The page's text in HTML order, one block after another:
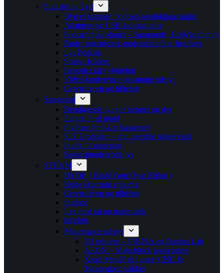
Podcast og Lyd
Byg et komplet podcast-produktionsstudie
Adaptere og USB ladestationer
Podcast mikrofoner – Saramonic, Hollyland m.m
Røde: mikrofoner, podcast studios, headsets
Lys Podcast
Stativ/Holdere
Reporter kit / vlogging
Video-konference-streaming udstyr
Greenscreen og tilbehør
Sanserum
Beroligende tyngde tæpper og dyr
Fidget, Feel good
Flytbare Pop-Up Sanserum
KITT robotten – din lærende følgesvend
Puder til sanserum
Sansestimulerende lys
STEAM
BYOR ( Build Your Own Robot )
Kubo skærmfri robotter
Greenscreen og tilbehør
Intelino
Leg med tal og matematik
littlebits
Makerspace udstyr
3D printere – PRUSA og Bambu Lab
AEON + Makeblock lasercuttere
Xtool MetalFab Laser+CNC &
Makerspace pakker